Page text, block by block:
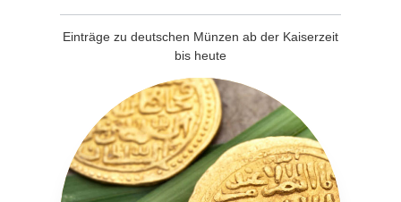
Einträge zu deutschen Münzen ab der Kaiserzeit
bis heute